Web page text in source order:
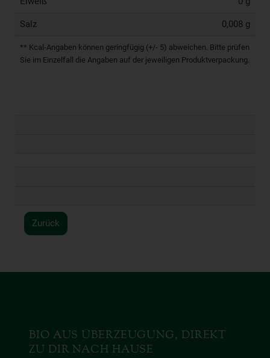
Salz 0,008 g
** Kcal-Angaben können geringfügig (+/- 5) abweichen. Bitte prüfen
Sie im Einzelfall die Angaben auf der jeweiligen Produktverpackung.
Zurück
BIO AUS ÜBERZEUGUNG, DIREKT
ZU DIR NACH HAUSE